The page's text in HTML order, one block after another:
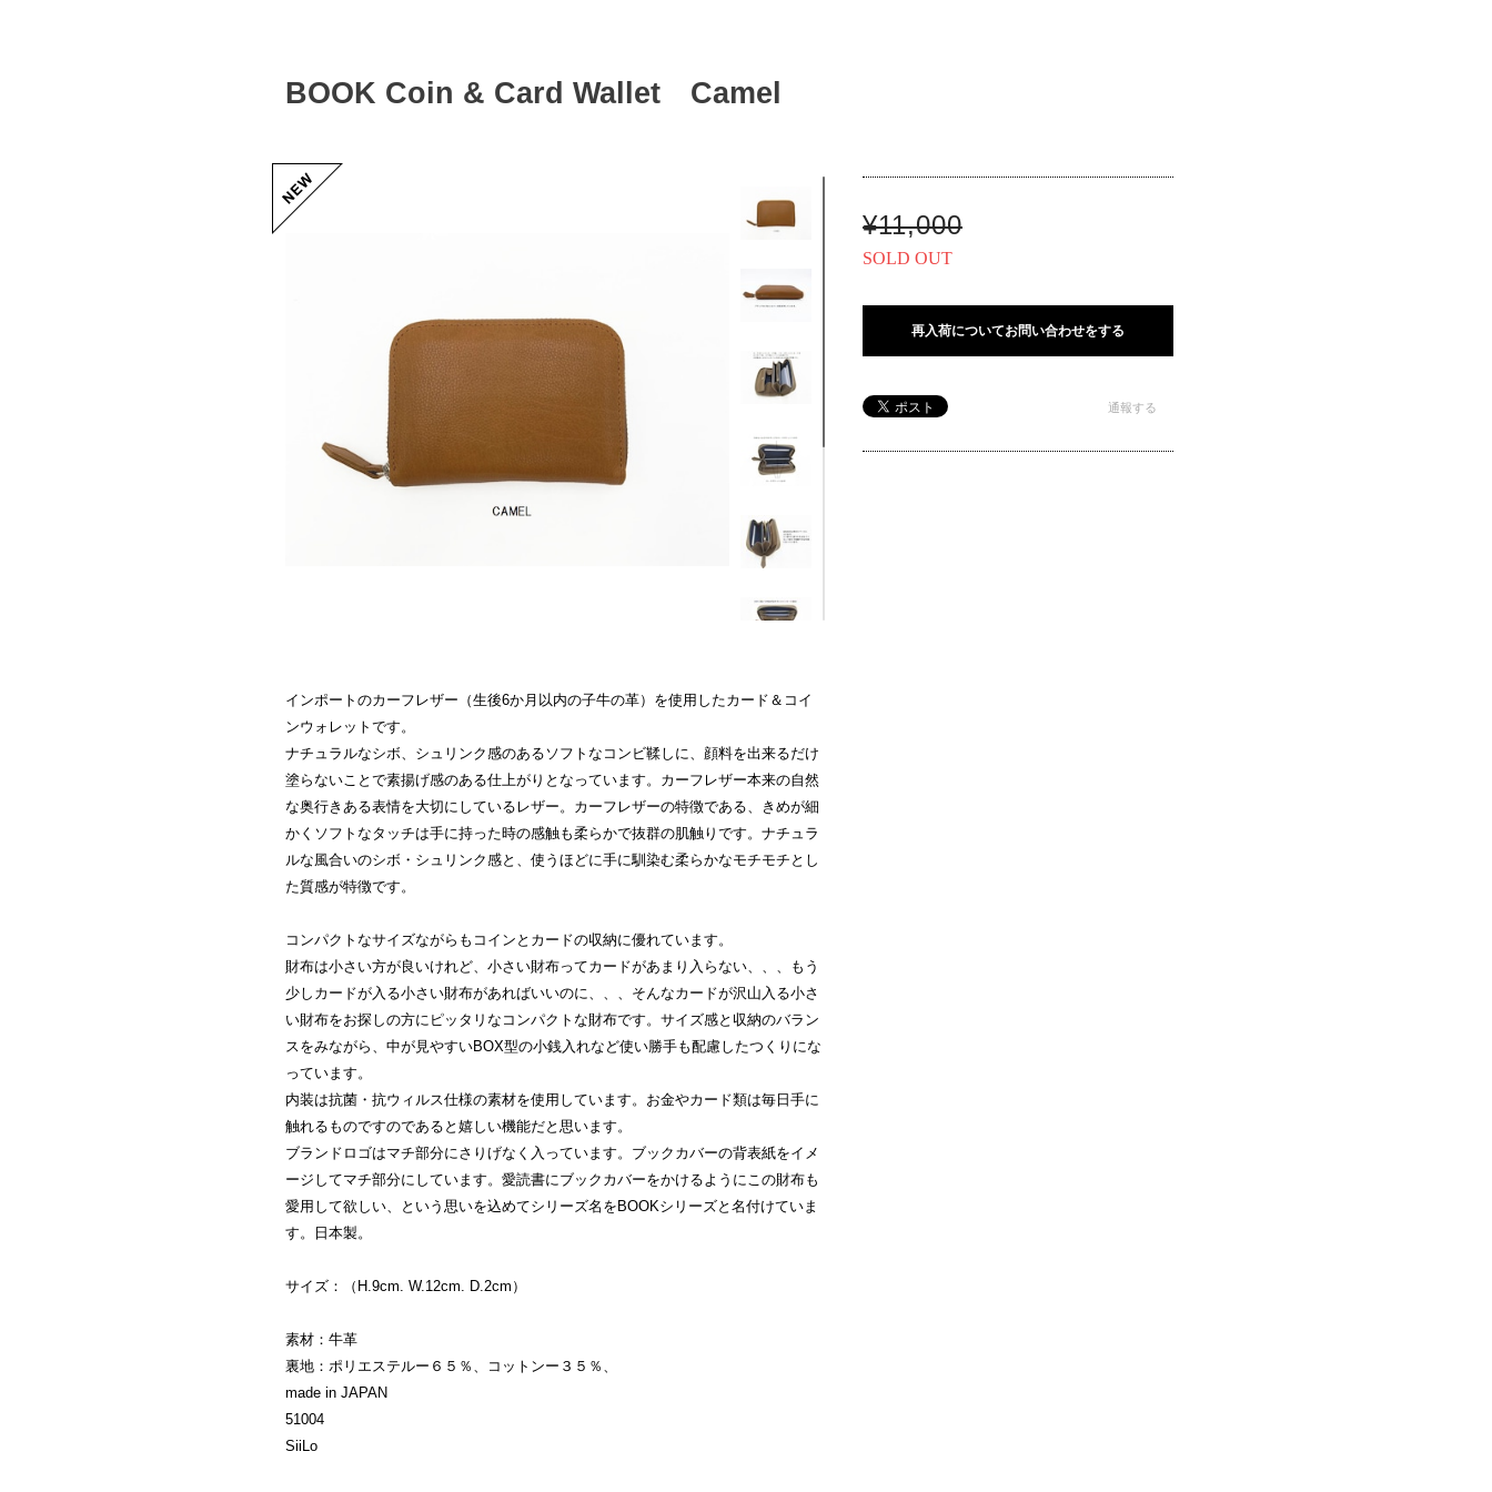
BOOK Coin & Card Wallet Camel
インポートのカーフレザー（生後6か月以内の子牛の革）を使用したカード＆コイ
ンウォレットです。
ナチュラルなシボ、シュリンク感のあるソフトなコンビ鞣しに、顔料を出来るだけ
塗らないことで素揚げ感のある仕上がりとなっています。カーフレザー本来の自然
な奥行きある表情を大切にしているレザー。カーフレザーの特徴である、きめが細
かくソフトなタッチは手に持った時の感触も柔らかで抜群の肌触りです。ナチュラ
ルな風合いのシボ・シュリンク感と、使うほどに手に馴染む柔らかなモチモチとし
た質感が特徴です。
コンパクトなサイズながらもコインとカードの収納に優れています。
財布は小さい方が良いけれど、小さい財布ってカードがあまり入らない、、、もう
少しカードが入る小さい財布があればいいのに、、、そんなカードが沢山入る小さ
い財布をお探しの方にピッタリなコンパクトな財布です。サイズ感と収納のバラン
スをみながら、中が見やすいBOX型の小銭入れなど使い勝手も配慮したつくりにな
っています。
内装は抗菌・抗ウィルス仕様の素材を使用しています。お金やカード類は毎日手に
触れるものですのであると嬉しい機能だと思います。
ブランドロゴはマチ部分にさりげなく入っています。ブックカバーの背表紙をイメ
ージしてマチ部分にしています。愛読書にブックカバーをかけるようにこの財布も
愛用して欲しい、という思いを込めてシリーズ名をBOOKシリーズと名付けていま
す。日本製。
サイズ：（H.9cm. W.12cm. D.2cm）
素材：牛革
裏地：ポリエステルー６５％、コットンー３５％、
made in JAPAN
51004
SiiLo
¥11,000
SOLD OUT
再入荷についてお問い合わせをする
通報する